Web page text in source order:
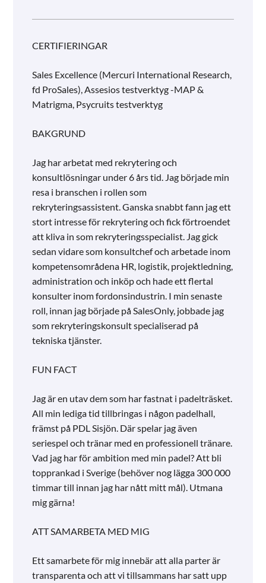
CERTIFIERINGAR
Sales Excellence (Mercuri International Research,
fd ProSales), Assesios testverktyg -MAP &
Matrigma, Psycruits testverktyg
BAKGRUND
Jag har arbetat med rekrytering och
konsultlösningar under 6 års tid. Jag började min
resa i branschen i rollen som
rekryteringsassistent. Ganska snabbt fann jag ett
stort intresse för rekrytering och fick förtroendet
att kliva in som rekryteringsspecialist. Jag gick
sedan vidare som konsultchef och arbetade inom
kompetensområdena HR, logistik, projektledning,
administration och inköp och hade ett flertal
konsulter inom fordonsindustrin. I min senaste
roll, innan jag började på SalesOnly, jobbade jag
som rekryteringskonsult specialiserad på
tekniska tjänster.
FUN FACT
Jag är en utav dem som har fastnat i padelträsket.
All min lediga tid tillbringas i någon padelhall,
främst på PDL Sisjön. Där spelar jag även
seriespel och tränar med en professionell tränare.
Vad jag har för ambition med min padel? Att bli
topprankad i Sverige (behöver nog lägga 300 000
timmar till innan jag har nått mitt mål). Utmana
mig gärna!
ATT SAMARBETA MED MIG
Ett samarbete för mig innebär att alla parter är
transparenta och att vi tillsammans har satt upp